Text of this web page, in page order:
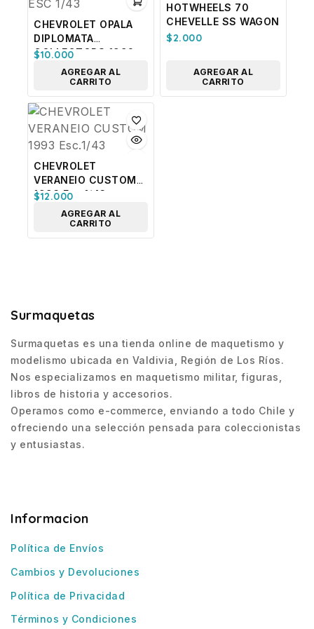
CHEVROLET OPALA
DIPLOMATA
COLLECTORS 1992.
ESC 1/43
$10.000
AGREGAR AL
CARRITO
HOTWHEELS 70
CHEVELLE SS WAGON
$2.000
AGREGAR AL
CARRITO
CHEVROLET
VERANEIO CUSTOM
1993 Esc.1/43
$12.000
AGREGAR AL
CARRITO
Surmaquetas
Surmaquetas es una tienda online de maquetismo y
modelismo ubicada en Valdivia, Región de Los Ríos.
Nos especializamos en maquetismo militar, figuras,
libros de historia y accesorios.
Operamos como e-commerce, enviando a todo Chile y
ofreciendo una selección pensada para coleccionistas
y entusiastas.
Informacion
Política de Envíos
Cambios y Devoluciones
Política de Privacidad
Términos y Condiciones